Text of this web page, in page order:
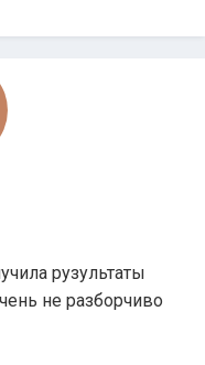
рузультаты
не разборчиво